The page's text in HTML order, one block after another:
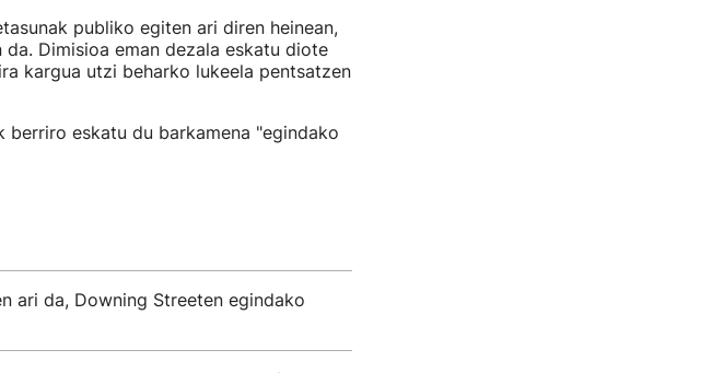
publiko egiten ari diren heinean,
da. Dimisioa eman dezala eskatu diote
kargua utzi beharko lukeela pentsatzen
eskatu du barkamena "egindako
ari da, Downing Streeten egindako